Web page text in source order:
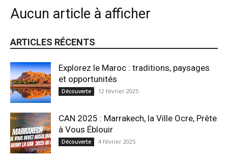
Aucun article à afficher
ARTICLES RÉCENTS
Explorez le Maroc : traditions, paysages
et opportunités
Découverte 12 février 2025
CAN 2025 : Marrakech, la Ville Ocre, Prête
à Vous Éblouir
Découverte 4 février 2025